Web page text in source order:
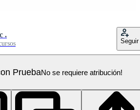
.
Seguir
PruebaNo se requiere atribución!